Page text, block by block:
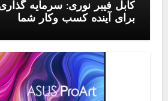
کابل فیبر نوری: سرمایه
برای آینده کسب وکار شما